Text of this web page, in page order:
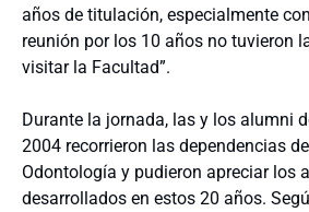
años de titulación, especialmente
reunión por los 10 años no tuvieron
visitar la Facultad”.
Durante la jornada, las y los alumni
2004 recorrieron las dependencias
Odontología y pudieron apreciar los
desarrollados en estos 20 años.